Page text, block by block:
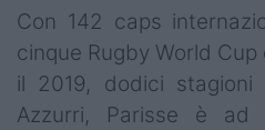
Con 142 caps
cinque Rugby World
il 2019, dodici stagioni
Azzurri, Parisse è ad